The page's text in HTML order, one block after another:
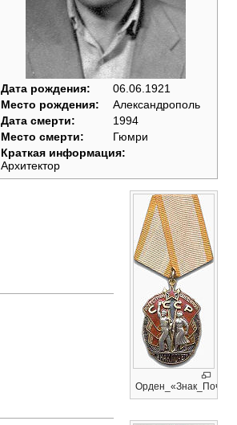
Дата рождения:
06.06.1921
Место рождения:
Александрополь
Дата смерти:
1994
Место смерти:
Гюмри
Краткая информация:
Архитектор